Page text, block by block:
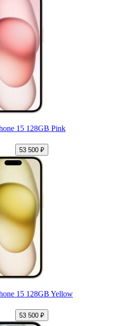
15 128GB Pink
53 500 ₽
15 128GB Yellow
53 500 ₽